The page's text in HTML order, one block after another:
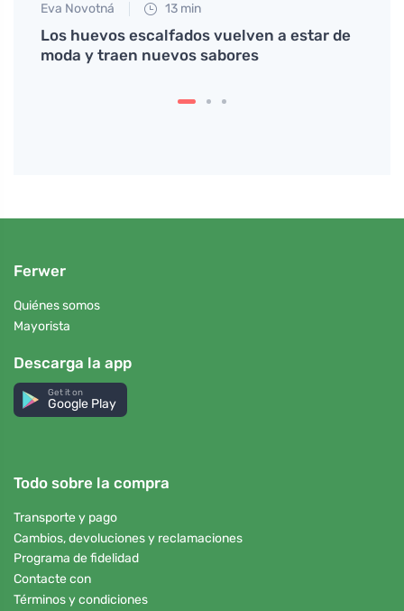
Eva Novotná 13 min
Los huevos escalfados vuelven a estar de
moda y traen nuevos sabores
Ferwer
Quiénes somos
Mayorista
Descarga la app
Get it on
Google Play
Todo sobre la compra
Transporte y pago
Cambios, devoluciones y reclamaciones
Programa de fidelidad
Contacte con
Términos y condiciones